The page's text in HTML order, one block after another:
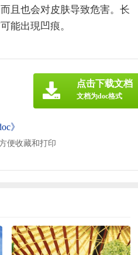
且也会对皮肤导致危害。长
能出現凹痕。
》
便收藏和打印
点击下载文档
文档为doc格式